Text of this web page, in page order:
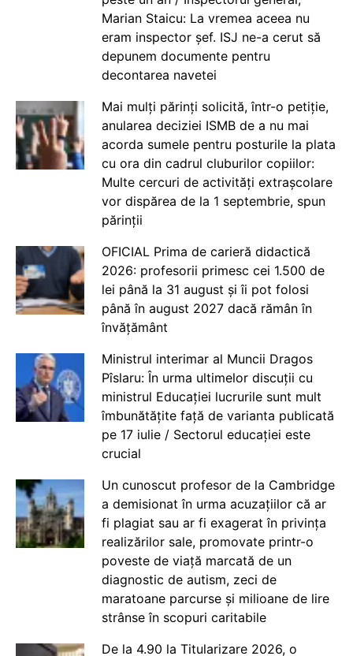
Marian Staicu: La vremea aceea nu
eram inspector șef. ISJ ne-a cerut să
depunem documente pentru
decontarea navetei
Mai mulți părinți solicită, într-o petiție,
anularea deciziei ISMB de a nu mai
acorda sumele pentru posturile la plata
cu ora din cadrul cluburilor copiilor:
Multe cercuri de activități extrașcolare
vor dispărea de la 1 septembrie, spun
părinții
OFICIAL Prima de carieră didactică
2026: profesorii primesc cei 1.500 de
lei până la 31 august și îi pot folosi
până în august 2027 dacă rămân în
învățământ
Ministrul interimar al Muncii Dragos
Pîslaru: În urma ultimelor discuții cu
ministrul Educației lucrurile sunt mult
îmbunătățite față de varianta publicată
pe 17 iulie / Sectorul educației este
crucial
Un cunoscut profesor de la Cambridge
a demisionat în urma acuzațiilor că ar
fi plagiat sau ar fi exagerat în privința
realizărilor sale, promovate printr-o
poveste de viață marcată de un
diagnostic de autism, zeci de
maratoane parcurse și milioane de lire
strânse în scopuri caritabile
De la 4.90 la Titularizare 2026, o